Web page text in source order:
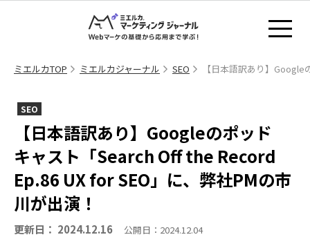
ミエルカTOP ミエルカジャーナル SEO 【日本語訳あり】
SEO
【日本語訳あり】Googleのポッド
キャスト「Search Off the Record
Ep.86 UX for SEO」に、弊社PMの市
川が出演！
更新日： 2024.12.16 公開日：2024.12.04